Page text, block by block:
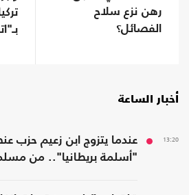
رهن نزع سلاح
الفصائل؟
أخبار الساعة
13:20
عندما يتزوج ابن زعيم حزب
"أسلمة بريطانيا".. من